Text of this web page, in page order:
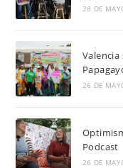
28 DE
Valencia
26 DE
Podcast
26 DE